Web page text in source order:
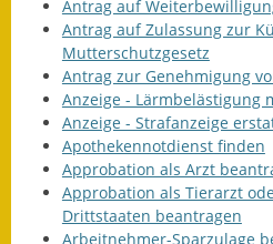
Antrag auf
Antrag auf Zulassung zur
Mutterschutzgesetz
Antrag zur Genehmigung
Anzeige - Lärmbelästigung
Anzeige - Strafanzeige
Apothekennotdienst finden
Approbation als Arzt
Approbation als Tierarzt
Drittstaaten beantragen
Arbeitnehmer-Sparzulage